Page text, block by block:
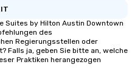
Suites by Hilton Austin Downtown
des
Regierungsstellen oder
Falls ja, geben Sie bitte an, welche
Praktiken herangezogen